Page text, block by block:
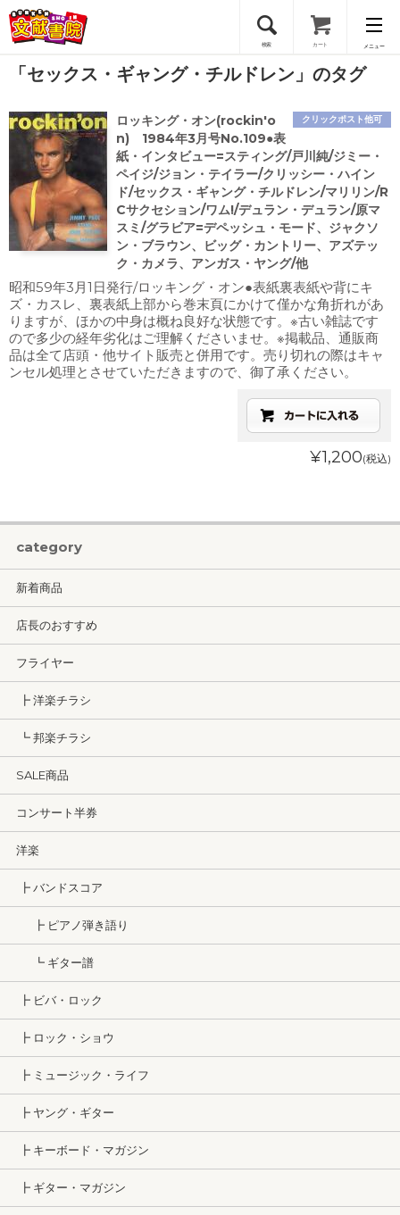
検索 カート メニュー
会員登録
ログイン
「セックス・ギャング・チルドレン」のタグ
クリックポスト他可
ロッキング・オン(rockin'o
n) 1984年3月号No.109●表
紙・インタビュー=スティング/戸川純/ジミー・
ペイジ/ジョン・テイラー/クリッシー・ハイン
ド/セックス・ギャング・チルドレン/マリリン/R
Cサクセション/ワム!/デュラン・デュラン/原マ
スミ/グラビア=デペッシュ・モード、ジャクソ
ン・ブラウン、ビッグ・カントリー、アズテッ
ク・カメラ、アンガス・ヤング/他
昭和59年3月1日発行/ロッキング・オン●表紙裏表紙や背にキ
ズ・カスレ、裏表紙上部から巻末頁にかけて僅かな角折れがあ
りますが、ほかの中身は概ね良好な状態です。※古い雑誌です
ので多少の経年劣化はご理解くださいませ。※掲載品、通販商
品は全て店頭・他サイト販売と併用です。売り切れの際はキャ
ンセル処理とさせていただきますので、御了承ください。
¥1,200(税込)
category
新着商品
店長のおすすめ
フライヤー
┣ 洋楽チラシ
┗ 邦楽チラシ
SALE商品
コンサート半券
洋楽
┣ バンドスコア
┣ ピアノ弾き語り
┗ ギター譜
┣ ビバ・ロック
┣ ロック・ショウ
┣ ミュージック・ライフ
┣ ヤング・ギター
┣ キーボード・マガジン
┣ ギター・マガジン